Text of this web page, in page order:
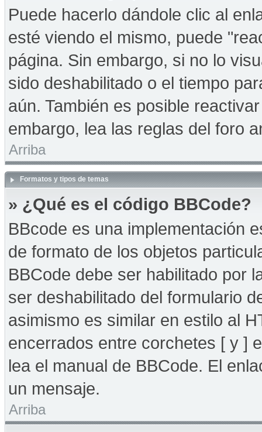
Puede hacerlo dándole clic al
esté viendo el mismo, puede
página. Sin embargo, si no lo
sido deshabilitado o el tiempo
aún. También es posible
embargo, lea las reglas del foro
Arriba
Formatos y tipos de temas
» ¿Qué es el código BBCode?
BBcode es una implementación
de formato de los objetos
BBCode debe ser habilitado por
ser deshabilitado del formulario
asimismo es similar en estilo al
encerrados entre corchetes [ y ]
lea el manual de BBCode. El
un mensaje.
Arriba